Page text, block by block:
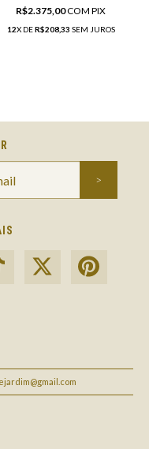
R$2.375,00COM PIX
12X DER$208,33 SEM JUROS